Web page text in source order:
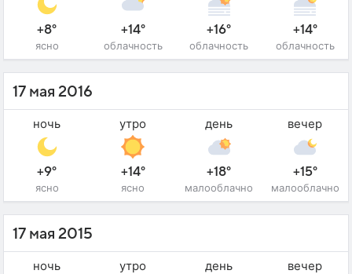
+8°
ясно
+14°
облачность
+16°
облачность
+14°
облачность
17 мая 2016
ночь
+9°
ясно
утро
+14°
ясно
день
+18°
малооблачно
вечер
+15°
малооблачно
17 мая 2015
ночь утро день вечер